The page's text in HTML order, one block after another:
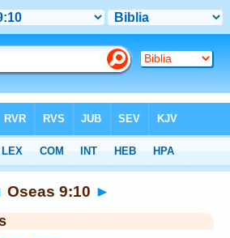
Oseas 9:10 ►